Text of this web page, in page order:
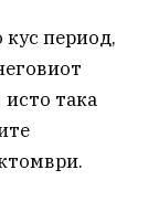
кус период,
така